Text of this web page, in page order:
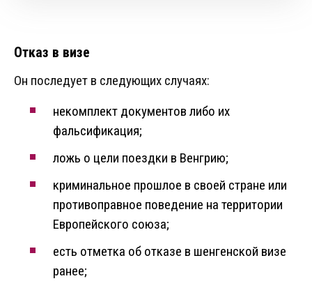
Отказ в визе
Он последует в следующих случаях:
некомплект документов либо их
фальсификация;
ложь о цели поездки в Венгрию;
криминальное прошлое в своей стране или
противоправное поведение на территории
Европейского союза;
есть отметка об отказе в шенгенской визе
ранее;